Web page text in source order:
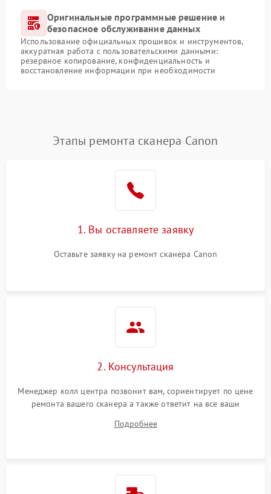
Оригинальные программные решение и
безопасное обслуживание данных
Использование официальных прошивок и инструментов,
аккуратная работа с пользовательскими данными:
резервное копирование, конфиденциальность и
восстановление информации при необходимости
Этапы ремонта сканера Canon
1. Вы оставляете заявку
Оставьте заявку на ремонт сканера Canon
2. Консультация
Менеджер колл центра позвонит вам, сориентирует по цене
ремонта вашего сканера а также ответит на все ваши
Подробнее